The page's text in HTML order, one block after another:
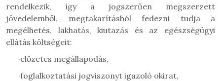
rendelkezik, így a jogszerűen megszerzett
jövedelemből, megtakarításból fedezni tudja a
megélhetés, lakhatás, kiutazás és az egészségügyi
ellátás költségeit:
·előzetes megállapodás,
·foglalkoztatási jogviszonyt igazoló okirat,